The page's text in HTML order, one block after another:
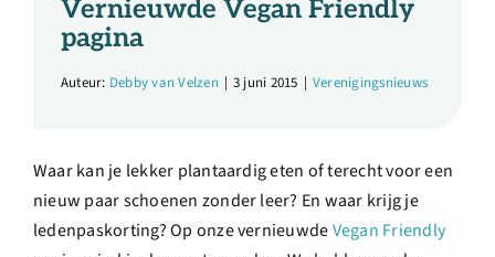
Over ons
Ondernemer
Doneren
Vernieuwde Vegan Friendly
pagina
Auteur: Debby van Velzen | 3 juni 2015 | Verenigingsnieuws
Waar kan je lekker plantaardig eten of terecht voor een
nieuw paar schoenen zonder leer? En waar krijg je
ledenpaskorting? Op onze vernieuwdeVegan Friendly